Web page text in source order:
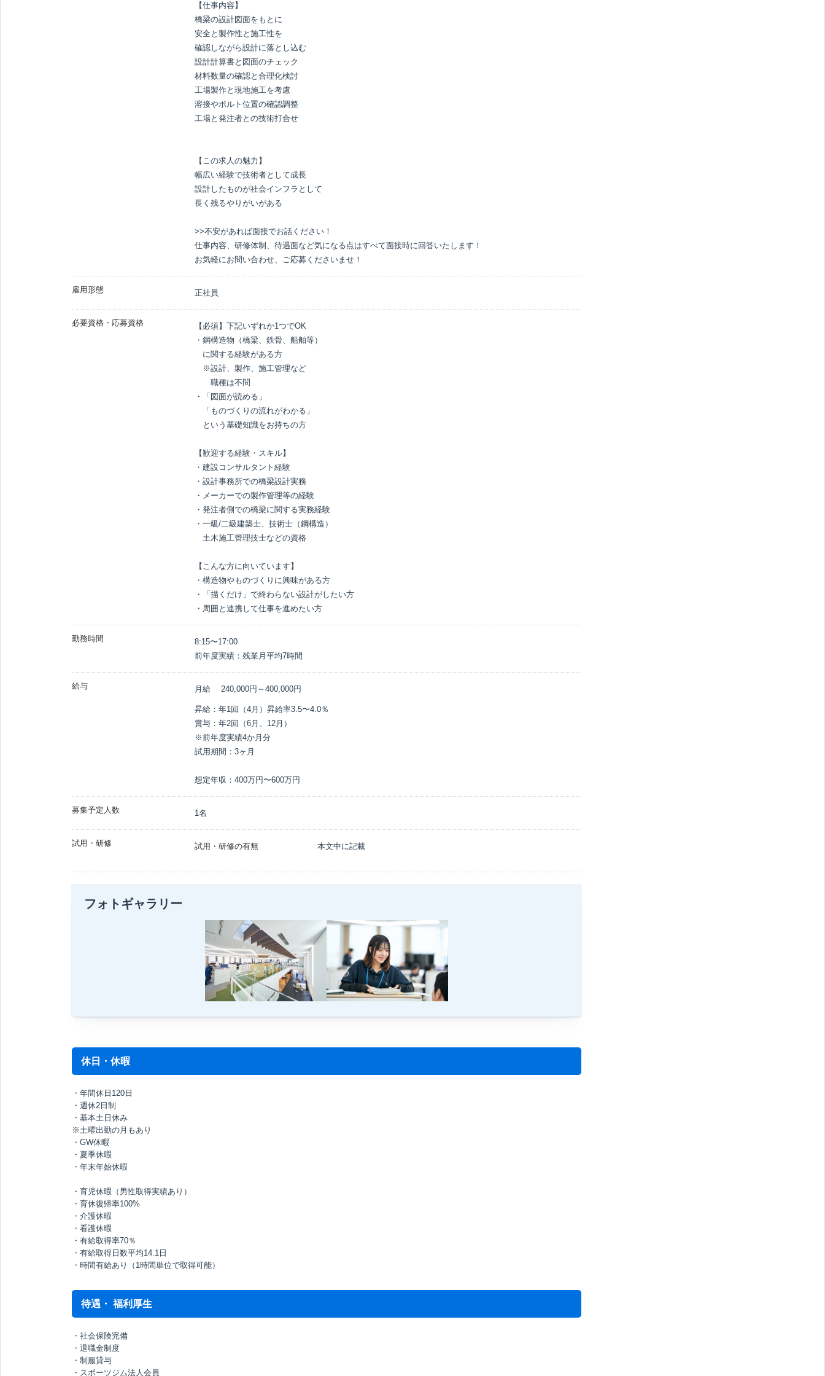
【仕事内容】
橋梁の設計図面をもとに
安全と製作性と施工性を
確認しながら設計に落とし込む
設計計算書と図面のチェック
材料数量の確認と合理化検討
工場製作と現地施工を考慮
溶接やボルト位置の確認調整
工場と発注者との技術打合せ
【この求人の魅力】
幅広い経験で技術者として成長
設計したものが社会インフラとして
長く残るやりがいがある
>>不安があれば面接でお話ください！
仕事内容、研修体制、待遇面など気になる点はすべて面接時に回答いたします！
お気軽にお問い合わせ、ご応募くださいませ！
雇用形態 正社員
必要資格・応募資格
【必須】下記いずれか1つでOK
・鋼構造物（橋梁、鉄骨、船舶等）
に関する経験がある方
※設計、製作、施工管理など
職種は不問
・「図面が読める」
「ものづくりの流れがわかる」
という基礎知識をお持ちの方
【歓迎する経験・スキル】
・建設コンサルタント経験
・設計事務所での橋梁設計実務
・メーカーでの製作管理等の経験
・発注者側での橋梁に関する実務経験
・一級/二級建築士、技術士（鋼構造）
土木施工管理技士などの資格
【こんな方に向いています】
・構造物やものづくりに興味がある方
・「描くだけ」で終わらない設計がしたい方
・周囲と連携して仕事を進めたい方
勤務時間
8:15〜17:00
前年度実績：残業月平均7時間
給与 月給 240,000円～ 400,000円
昇給：年1回（4月）昇給率3.5〜4.0％
賞与：年2回（6月、12月）
※前年度実績4か月分
試用期間：3ヶ月
想定年収：400万円〜600万円
募集予定人数 1名
試用・研修 試用・研修の有無 本文中に記載
フォトギャラリー
休日・休暇
・年間休日120日
・週休2日制
・基本土日休み
※土曜出勤の月もあり
・GW休暇
・夏季休暇
・年末年始休暇
・育児休暇（男性取得実績あり）
・育休復帰率100%
・介護休暇
・看護休暇
・有給取得率70％
・有給取得日数平均14.1日
・時間有給あり（1時間単位で取得可能）
待遇・ 福利厚生
・社会保険完備
・退職金制度
・制服貸与
・スポーツジム法人会員